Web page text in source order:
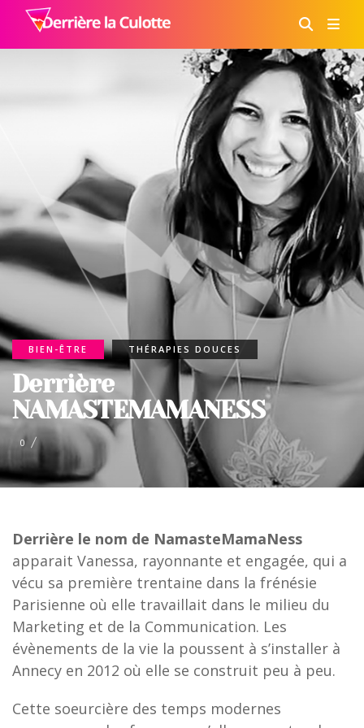
BIEN-ÊTRE THÉRAPIES DOUCES
Derrière
NAMASTEMAMANESS
0
Derrière le nom de NamasteMamaNess
apparait Vanessa, rayonnante et engagée, qui a
vécu sa première trentaine dans la frénésie
Parisienne où elle travaillait dans le milieu du
Marketing et de la Communication. Les
évènements de la vie la poussent à s’installer à
Annecy en 2012 où elle se construit peu à peu.
Cette soeurcière des temps modernes